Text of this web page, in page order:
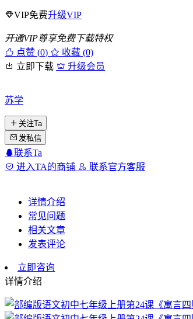
VIP免费升级VIP
开通VIP尊享免费下载特权
点赞 (0)
收藏 (0)
立即下载
升级会员
苏学
关注Ta
发私信
联系Ta
进入TA的商铺
联系官方客服
详情介绍
常见问题
相关文章
发表评论
立即咨询
详情介绍